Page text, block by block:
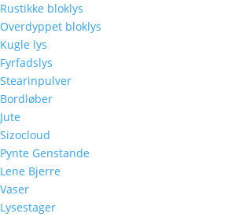
Rustikke bloklys
Overdyppet bloklys
Kugle lys
Fyrfadslys
Stearinpulver
Bordløber
Jute
Sizocloud
Pynte Genstande
Lene Bjerre
Vaser
Lysestager